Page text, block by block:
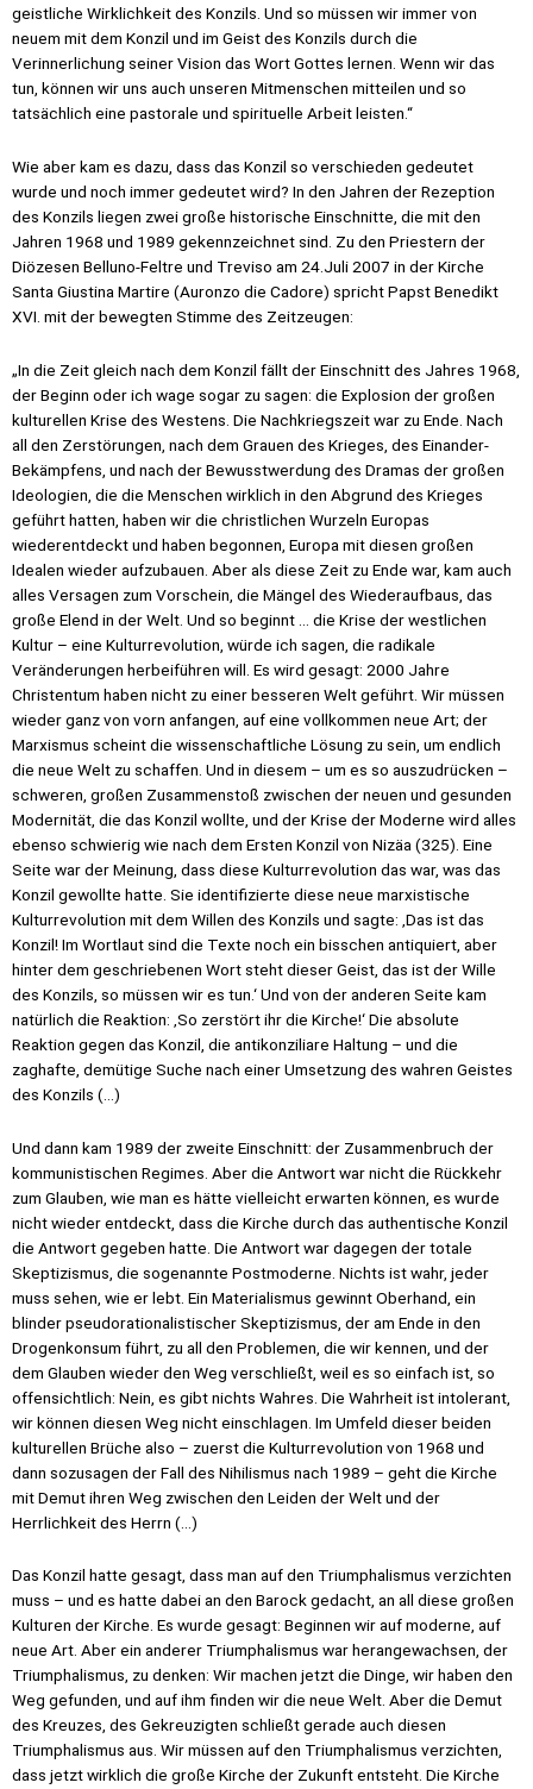
geistliche Wirklichkeit des Konzils. Und so müssen wir immer von
neuem mit dem Konzil und im Geist des Konzils durch die
Verinnerlichung seiner Vision das Wort Gottes lernen. Wenn wir das
tun, können wir uns auch unseren Mitmenschen mitteilen und so
tatsächlich eine pastorale und spirituelle Arbeit leisten.“
Wie aber kam es dazu, dass das Konzil so verschieden gedeutet
wurde und noch immer gedeutet wird? In den Jahren der Rezeption
des Konzils liegen zwei große historische Einschnitte, die mit den
Jahren 1968 und 1989 gekennzeichnet sind. Zu den Priestern der
Diözesen Belluno-Feltre und Treviso am 24.Juli 2007 in der Kirche
Santa Giustina Martire (Auronzo die Cadore) spricht Papst Benedikt
XVI. mit der bewegten Stimme des Zeitzeugen:
„In die Zeit gleich nach dem Konzil fällt der Einschnitt des Jahres 1968,
der Beginn oder ich wage sogar zu sagen: die Explosion der großen
kulturellen Krise des Westens. Die Nachkriegszeit war zu Ende. Nach
all den Zerstörungen, nach dem Grauen des Krieges, des Einander-
Bekämpfens, und nach der Bewusstwerdung des Dramas der großen
Ideologien, die die Menschen wirklich in den Abgrund des Krieges
geführt hatten, haben wir die christlichen Wurzeln Europas
wiederentdeckt und haben begonnen, Europa mit diesen großen
Idealen wieder aufzubauen. Aber als diese Zeit zu Ende war, kam auch
alles Versagen zum Vorschein, die Mängel des Wiederaufbaus, das
große Elend in der Welt. Und so beginnt … die Krise der westlichen
Kultur – eine Kulturrevolution, würde ich sagen, die radikale
Veränderungen herbeiführen will. Es wird gesagt: 2000 Jahre
Christentum haben nicht zu einer besseren Welt geführt. Wir müssen
wieder ganz von vorn anfangen, auf eine vollkommen neue Art; der
Marxismus scheint die wissenschaftliche Lösung zu sein, um endlich
die neue Welt zu schaffen. Und in diesem – um es so auszudrücken –
schweren, großen Zusammenstoß zwischen der neuen und gesunden
Modernität, die das Konzil wollte, und der Krise der Moderne wird alles
ebenso schwierig wie nach dem Ersten Konzil von Nizäa (325). Eine
Seite war der Meinung, dass diese Kulturrevolution das war, was das
Konzil gewollte hatte. Sie identifizierte diese neue marxistische
Kulturrevolution mit dem Willen des Konzils und sagte: ‚Das ist das
Konzil! Im Wortlaut sind die Texte noch ein bisschen antiquiert, aber
hinter dem geschriebenen Wort steht dieser Geist, das ist der Wille
des Konzils, so müssen wir es tun.‘ Und von der anderen Seite kam
natürlich die Reaktion: ‚So zerstört ihr die Kirche!‘ Die absolute
Reaktion gegen das Konzil, die antikonziliare Haltung – und die
zaghafte, demütige Suche nach einer Umsetzung des wahren Geistes
des Konzils (…)
Und dann kam 1989 der zweite Einschnitt: der Zusammenbruch der
kommunistischen Regimes. Aber die Antwort war nicht die Rückkehr
zum Glauben, wie man es hätte vielleicht erwarten können, es wurde
nicht wieder entdeckt, dass die Kirche durch das authentische Konzil
die Antwort gegeben hatte. Die Antwort war dagegen der totale
Skeptizismus, die sogenannte Postmoderne. Nichts ist wahr, jeder
muss sehen, wie er lebt. Ein Materialismus gewinnt Oberhand, ein
blinder pseudorationalistischer Skeptizismus, der am Ende in den
Drogenkonsum führt, zu all den Problemen, die wir kennen, und der
dem Glauben wieder den Weg verschließt, weil es so einfach ist, so
offensichtlich: Nein, es gibt nichts Wahres. Die Wahrheit ist intolerant,
wir können diesen Weg nicht einschlagen. Im Umfeld dieser beiden
kulturellen Brüche also – zuerst die Kulturrevolution von 1968 und
dann sozusagen der Fall des Nihilismus nach 1989 – geht die Kirche
mit Demut ihren Weg zwischen den Leiden der Welt und der
Herrlichkeit des Herrn (…)
Das Konzil hatte gesagt, dass man auf den Triumphalismus verzichten
muss – und es hatte dabei an den Barock gedacht, an all diese großen
Kulturen der Kirche. Es wurde gesagt: Beginnen wir auf moderne, auf
neue Art. Aber ein anderer Triumphalismus war herangewachsen, der
Triumphalismus, zu denken: Wir machen jetzt die Dinge, wir haben den
Weg gefunden, und auf ihm finden wir die neue Welt. Aber die Demut
des Kreuzes, des Gekreuzigten schließt gerade auch diesen
Triumphalismus aus. Wir müssen auf den Triumphalismus verzichten,
dass jetzt wirklich die große Kirche der Zukunft entsteht. Die Kirche